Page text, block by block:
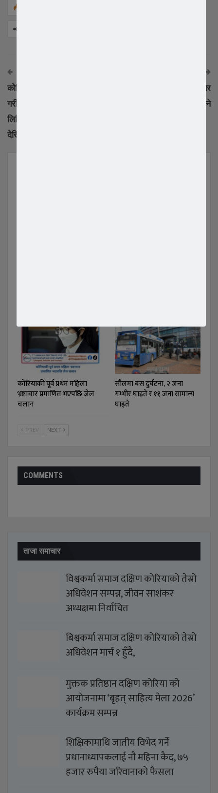
कोरियामा विदेशीहरू लाई लक्षित
गरी ड्राइभिङ लाइसेन्सको
लिखित तयारी कक्षा डिसेम्बर ८
देखि सञ्चालन हुने
मेचु धिमाल र अन्जु राना मगर
सलनालमा कोरिया आउने
कोरियाकी पूर्व प्रथम महिला
भ्रष्टाचार प्रमाणित भएपछि जेल
चलान
सौलमा बस दुर्घटना, २ जना
गम्भीर घाइते र ११ जना सामान्य
घाइते
PREV NEXT
COMMENTS
ताजा समाचार
विश्वकर्मा समाज दक्षिण कोरियाको तेस्रो
अधिवेशन सम्पन्न, जीवन साशंकर
अध्यक्षमा निर्वाचित
बिश्वकर्मा समाज दक्षिण कोरियाको तेस्रो
अधिवेशन मार्च १ हुँदै,
मुक्तक प्रतिष्ठान दक्षिण कोरिया को
आयोजनामा ‘बृहत् साहित्य मेला 2026’
कार्यक्रम सम्पन्न
शिक्षिकामाथि जातीय विभेद गर्ने
प्रधानाध्यापकलाई नौ महिना कैद, ७५
हजार रुपैया जरिवानाको फैसला